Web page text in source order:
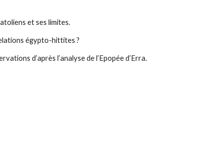
et ses limites.
égypto-hittites ?
d’après l’analyse de l’Epopée d’Erra.